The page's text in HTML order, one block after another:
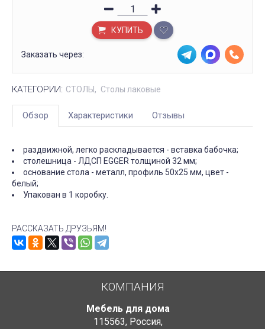
КУПИТЬ
Заказать через:
КАТЕГОРИИ: СТОЛЫ Столы лаковые
Обзор Характеристики Отзывы
раздвижной, легко раскладывается - вставка бабочка;
столешница - ЛДСП EGGER толщиной 32 мм;
основание стола - металл, профиль 50х25 мм, цвет -
белый;
Упакован в 1 коробку.
РАССКАЗАТЬ ДРУЗЬЯМ!
КОМПАНИЯ
Мебель для дома
115563, Россия,